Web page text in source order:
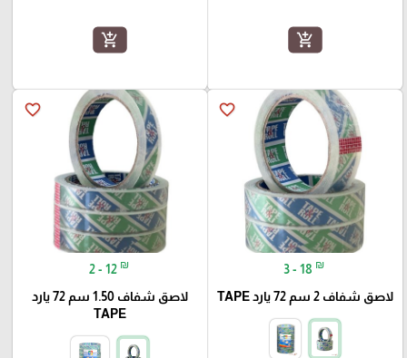
add_shopping_cart
add_shopping_cart
favorite_border
3 - 18 ₪
لاصق شفاف 2 سم 72 يارد TAPE
favorite_border
2 - 12 ₪
لاصق شفاف 1.50 سم 72 يارد
TAPE